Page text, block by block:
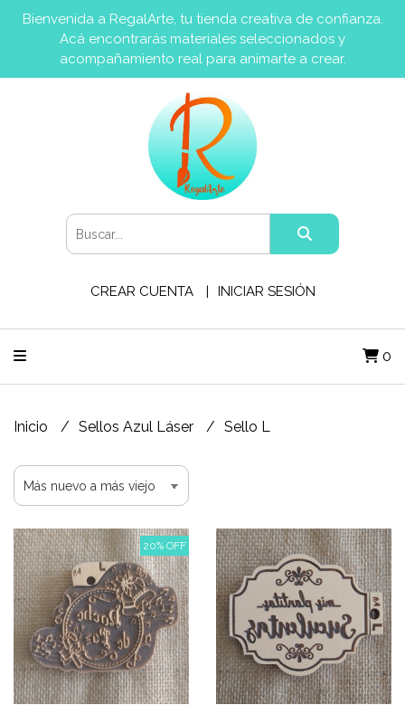
Bienvenida a RegalArte, tu tienda creativa de confianza.
Acá encontrarás materiales seleccionados y
acompañamiento real para animarte a crear.
CREAR CUENTA INICIAR SESIÓN
0
Inicio Sellos Azul Láser Sello L
20% OFF